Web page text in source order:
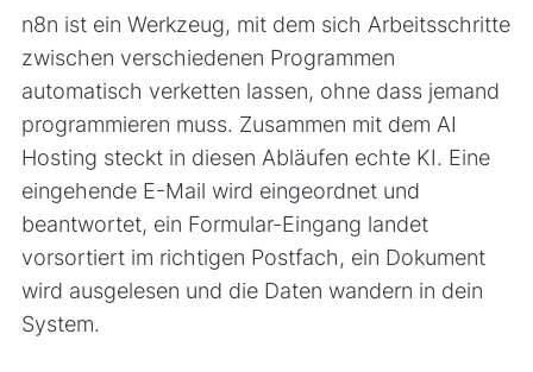
n8n ist ein Werkzeug, mit dem sich Arbeitsschritte
zwischen verschiedenen Programmen
automatisch verketten lassen, ohne dass jemand
programmieren muss. Zusammen mit dem AI
Hosting steckt in diesen Abläufen echte KI. Eine
eingehende E-Mail wird eingeordnet und
beantwortet, ein Formular-Eingang landet
vorsortiert im richtigen Postfach, ein Dokument
wird ausgelesen und die Daten wandern in dein
System.